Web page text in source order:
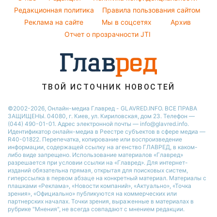
Виталий Козловский
Потап
Новости Сум
Новости Тернополя
Новости Черкассы
Новости Одессы
Народные приметы
Все о шоу-бизнесе
Редакционная политика
Правила пользования сайтом
Реклама на сайте
Мы в соцсетях
Архив
Отчет о прозрачности JTI
ТВОЙ ИСТОЧНИК НОВОСТЕЙ
©2002-2026, Онлайн-медиа Главред - GLAVRED.INFO. ВСЕ ПРАВА
ЗАЩИЩЕНЫ. 04080, г. Киев, ул. Кириловская, дом 23. Телефон —
(044) 490-01-01. Адрес электронной почты — info@glavred.info.
Идентификатор онлайн-медиа в Реестре cубъектов в сфере медиа —
R40-01822. Перепечатка, копирование или воспроизведение
информации, содержащей ссылку на агенство ГЛАВРЕД, в каком-
либо виде запрещено. Использование материалов «Главред»
разрешается при условии ссылки на «Главред». Для интернет-
изданий обязательна прямая, открытая для поисковых систем,
гиперссылка в первом абзаце на конкретный материал. Материалы с
плашками «Реклама», «Новости компаний», «Актуально», «Точка
зрения», «Официально» публикуются на коммерческих или
партнерских началах. Точки зрения, выраженные в материалах в
рубрике "Мнения", не всегда совпадают с мнением редакции.